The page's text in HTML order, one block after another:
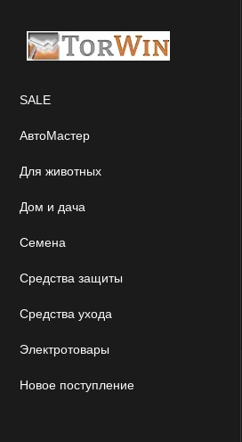
SALE
АвтоМастер
Для животных
Дом и дача
Семена
Средства защиты
Средства ухода
Электротовары
Новое поступление